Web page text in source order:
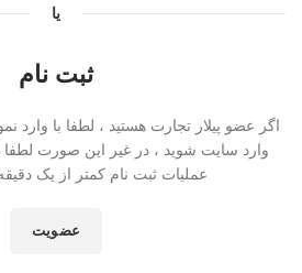
یا
ثبت نام
اگر عضو پیلار تجارت هستید ، لطفا با وارد
وارد سایت شوید ، در غیر این صورت لطفا
عملیات ثبت نام کمتر از یک
عضویت